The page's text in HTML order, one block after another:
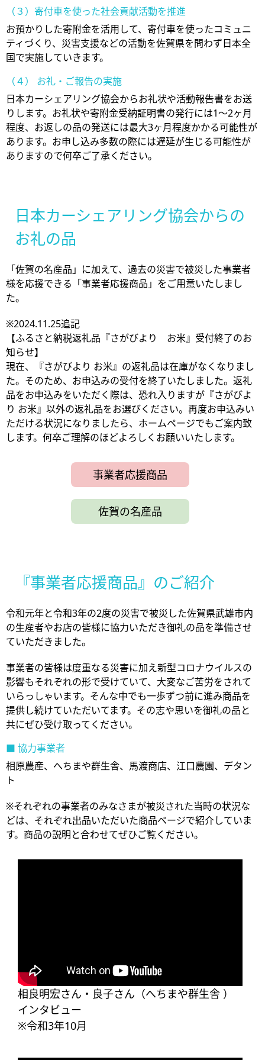
（３）寄付車を使った社会貢献活動を推進
お預かりした寄附金を活用して、寄付車を使ったコミュニ
ティづくり、災害支援などの活動を佐賀県を問わず日本全
国で実施していきます。
（４） お礼・ご報告の実施
日本カーシェアリング協会からお礼状や活動報告書をお送
りします。お礼状や寄附金受納証明書の発行には1〜2ヶ月
程度、お返しの品の発送には最大3ヶ月程度かかる可能性が
あります。お申し込み多数の際には遅延が生じる可能性が
ありますので何卒ご了承ください。
日本カーシェアリング協会からの
お礼の品
「佐賀の名産品」に加えて、過去の災害で被災した事業者
様を応援できる「事業者応援商品」をご用意いたしまし
た。
※2024.11.25追記
【ふるさと納税返礼品『さがびより お米』受付終了のお
知らせ】
現在、『さがびより お米』の返礼品は在庫がなくなりまし
た。そのため、お申込みの受付を終了いたしました。返礼
品をお申込みをいただく際は、恐れ入りますが『さがびよ
り お米』以外の返礼品をお選びください。再度お申込みい
ただける状況になりましたら、ホームページでもご案内致
します。何卒ご理解のほどよろしくお願いいたします。
事業者応援商品
佐賀の名産品
『事業者応援商品』のご紹介
令和元年と令和3年の2度の災害で被災した佐賀県武雄市内
の生産者やお店の皆様に協力いただき御礼の品を準備させ
ていただきました。​
事業者の皆様は度重なる災害に加え新型コロナウイルスの
影響もそれぞれの形で受けていて、大変なご苦労をされて
いらっしゃいます。そんな中でも一歩ずつ前に進み商品を
提供し続けていただいてます。その志や思いを御礼の品と
共にぜひ受け取ってください。​
■ 協力事業者
相原農産、へちまや群生舎、馬渡商店、江口農園、デタン
ト​
※それぞれの事業者のみなさまが被災された当時の状況な
どは、それぞれ出品いただいた商品ページで紹介していま
す。商品の説明と合わせてぜひご覧ください。
相良明宏さん・良子さん（へちまや群生舎 ）
インタビュー
※令和3年10月​